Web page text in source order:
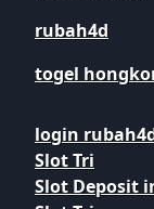
rubah4d
togel
login
Slot Tri
Slot Deposit